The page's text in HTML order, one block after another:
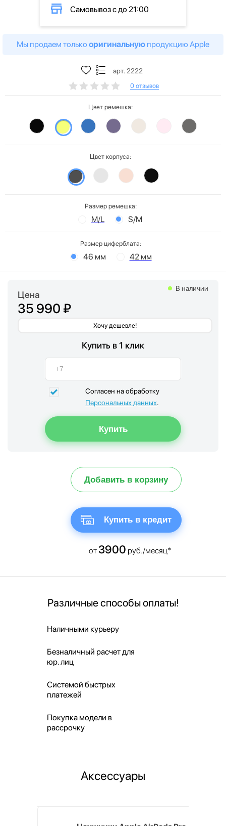
Самовывоз с до 21:00
Мы продаем только оригинальную продукцию Apple
арт. 2222
0 отзывов
Цвет ремешка:
Цвет корпуса:
Размер ремешка:
M/L S/M
Размер циферблата:
46 мм 42 мм
Цена
35 990 ₽
Хочу дешевле!
В наличии
Купить в 1 клик
Согласен на обработку
Персональных данных.
Добавить в корзину
Купить в кредит
от 3900 руб./месяц*
Различные способы оплаты!
Наличными курьеру
Безналичный расчет для
юр. лиц
Системой быстрых
платежей
Покупка модели в
рассрочку
Аксессуары